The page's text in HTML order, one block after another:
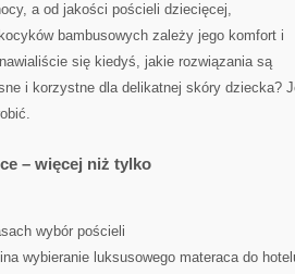
a od jakości pościeli dziecięcej,
bambusowych zależy jego komfort i
się kiedyś, jakie rozwiązania są
i korzystne dla delikatnej skóry dziecka?
– więcej niż tylko
wybór pościeli
wybieranie luksusowego materaca do